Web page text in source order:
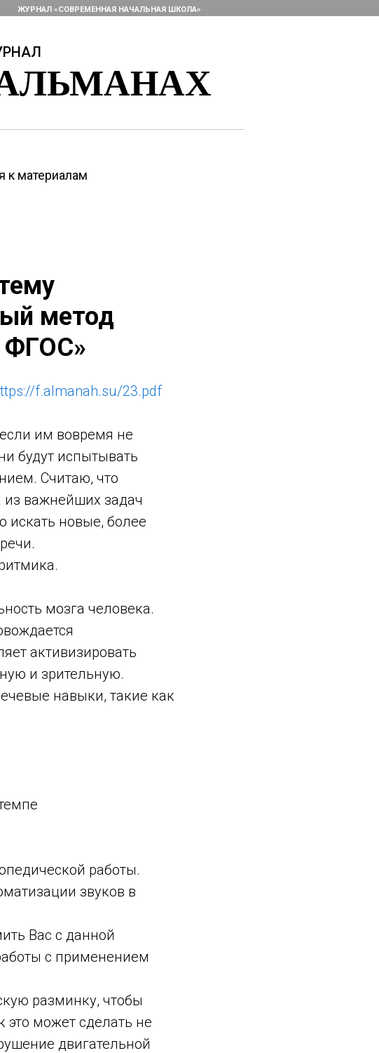
ЖУРНАЛ «СОВРЕМЕННАЯ НАЧАЛЬНАЯ ШКОЛА»
к материалам
метод
ФГОС»
f.almanah.su/23.pdf
им вовремя не
будут испытывать
Считаю, что
из важнейших задач
искать новые, более
мозга человека.
активизировать
и зрительную.
навыки, такие как
работы.
звуков в
Вас с данной
с применением
разминку, чтобы
это может сделать не
двигательной